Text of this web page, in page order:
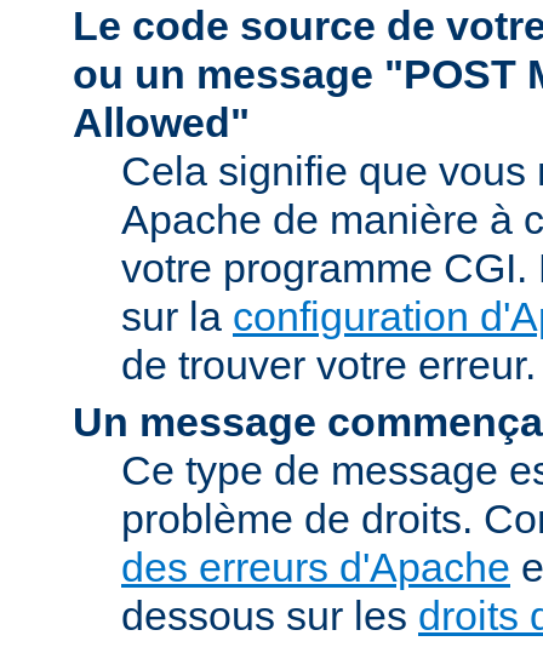
Le code source de
ou un message "POST
Allowed"
Cela signifie que vous
Apache de manière à
votre programme
sur la configuration
de trouver votre erreur.
Un message
Ce type de message
problème de droits.
des erreurs d'Apache
dessous sur les droits